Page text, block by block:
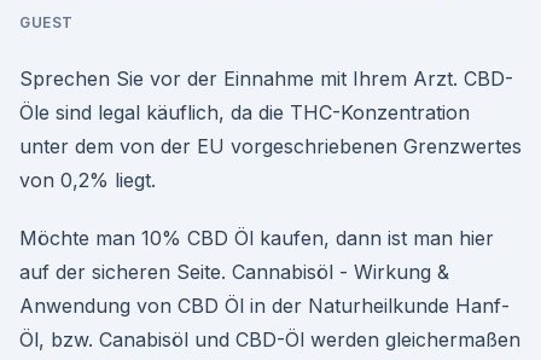
GUEST
Sprechen Sie vor der Einnahme mit Ihrem Arzt. CBD-
Öle sind legal käuflich, da die THC-Konzentration
unter dem von der EU vorgeschriebenen Grenzwertes
von 0,2% liegt.
Möchte man 10% CBD Öl kaufen, dann ist man hier
auf der sicheren Seite. Cannabisöl - Wirkung &
Anwendung von CBD Öl in der Naturheilkunde Hanf-
Öl, bzw. Canabisöl und CBD-Öl werden gleichermaßen